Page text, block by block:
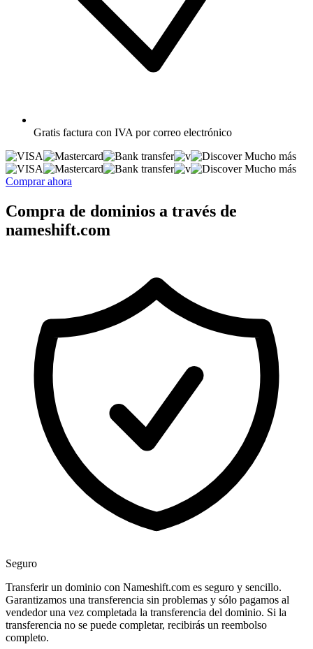
Gratis factura con IVA por correo electrónico
Mucho más
Mucho más
Comprar ahora
Compra de dominios a través de
nameshift.com
Seguro
Transferir un dominio con Nameshift.com es seguro y sencillo.
Garantizamos una transferencia sin problemas y sólo pagamos al
vendedor una vez completada la transferencia del dominio. Si la
transferencia no se puede completar, recibirás un reembolso
completo.